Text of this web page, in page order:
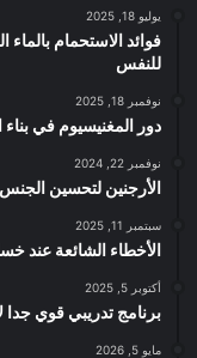
يوليو 18, 2025
فوائد الاستحمام
للنفس
نوفمبر 18, 2025
دور المغنيسيوم في بناء
نوفمبر 22, 2024
الأرجنين لتحسين
سبتمبر 11, 2025
الأخطاء الشائعة عند
أكتوبر 5, 2025
برنامج تدريبي قوي
مايو 5, 2026